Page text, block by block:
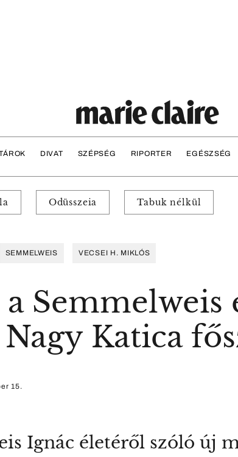
DIVAT SZÉPSÉG RIPORTER EGÉSZSÉG
Odüsszeia Tabuk nélkül
SEMMELWEIS VECSEI H. MIKLÓS
Semmelweis
Katica
15.
Ignác életéről szóló új